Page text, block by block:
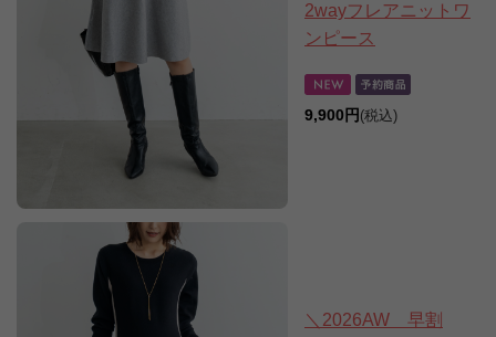
2wayフレアニットワ
ンピース
9,900円 (税込)
＼2026AW 早割